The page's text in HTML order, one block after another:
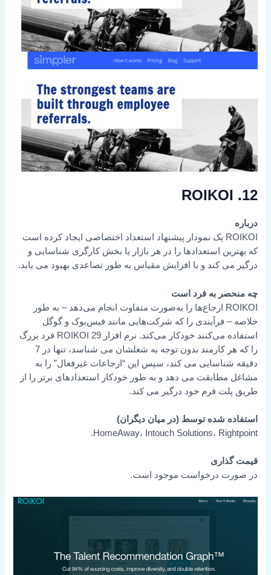
12. ROIKOI
درباره
ROIKOI یک نمودار پیشنهاد استعداد اختصاصی ایجاد کرده است
که بهترین استعدادها را در هر بازار یا بخش کارگری شناسایی و
درگیر می کند و با افزایش مقیاس به طور تصاعدی بهبود می یابد.
چه منحصر به فرد است
ROIKOI ارجاع‌ها را به‌صورت متفاوت انجام می‌دهد – به طور
خلاصه – فرآیندی را که شرکت‌هایی مانند فیس‌بوک و گوگل
استفاده می‌کنند خودکار می‌کند. نرم افزار ROIKOI 29 فرد بزرگ
را که هر کارمند بدون توجه به شغلشان می شناسد، تنها در 7
دقیقه شناسایی می کند، سپس این “ارجاعات غیرفعال” را به
مشاغل مطابقت می دهد و به طور خودکار استعدادهای برتر را از
طریق پلت فرم خود درگیر می کند.
استفاده شده توسط (در میان دیگران)
HomeAway، Intouch Solutions، Rightpoint.
قیمت گذاری
در صورت درخواست موجود است.